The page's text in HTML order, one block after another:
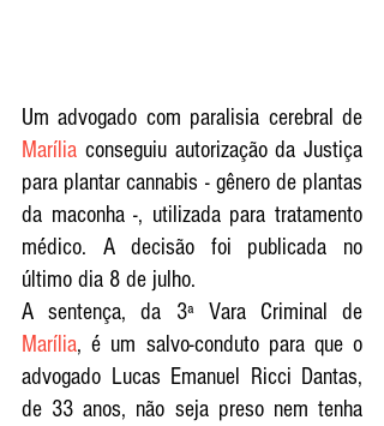
Marília conseguiu autorização da Justiça
para plantar cannabis - gênero de plantas
da maconha -, utilizada para tratamento
médico. A decisão foi publicada no
último dia 8 de julho.
Marília, é um salvo-conduto para que o
advogado Lucas Emanuel Ricci Dantas,
de 33 anos, não seja preso nem tenha